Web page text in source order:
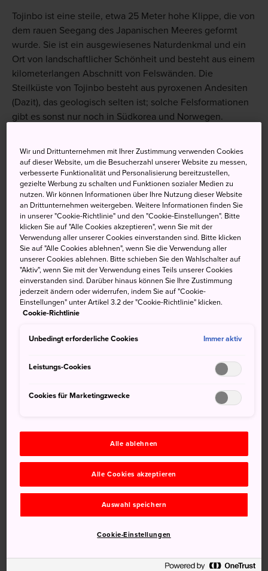
Tojinbo ist eine steile, etwa 25 Meter hohe Klippe, die von
dem rauen Seegang des Japanischen Meeres geformt
wurde. Sie ist ein ausgewiesenes Naturdenkmal und ein
Ort von landschaftlicher Schönheit und besteht aus einem
kilometerlangen Abschnitt von Felswänden. Die
Steilküste von Tojinbo besteht aus pyroxenen Andesiten
(Dazit), das geologisch selten ist; solche Felsformationen
gibt es sonst nur noch in Südkorea und Norwegen.
Aktivität und wurde durch die auch heute noch
stattfindende Meereserosion geformt. Wenn Sie die
Felsen berühren, können Sie die Kraft der Natur spüren.
Die Klippen können Sie am besten vom Meer aus
betrachten, wenn Sie eine Fahrt mit einem Boot in
Begleitung eines Reiseführers machen.
Nicht verpassen
Oshima, die "Insel der Götter", die man von
Die Ariso-Promenade, die Oshima und Tojinbo
Wir und Drittunternehmen mit Ihrer Zustimmung verwenden Cookies
auf dieser Website, um die Besucherzahl unserer Website zu messen,
verbesserte Funktionalität und Personalisierung bereitzustellen,
gezielte Werbung zu schalten und Funktionen sozialer Medien zu
nutzen. Wir können Informationen über Ihre Nutzung dieser Website
an Drittunternehmen weitergeben. Weitere Informationen finden Sie
in unserer "Cookie-Richtlinie" und den "Cookie-Einstellungen". Bitte
klicken Sie auf "Alle Cookies akzeptieren", wenn Sie mit der
Verwendung aller unserer Cookies einverstanden sind. Bitte klicken
Sie auf "Alle Cookies ablehnen", wenn Sie die Verwendung aller
unserer Cookies ablehnen. Bitte schieben Sie den Wahlschalter auf
"Aktiv", wenn Sie mit der Verwendung eines Teils unserer Cookies
einverstanden sind. Darüber hinaus können Sie Ihre Zustimmung
jederzeit ändern oder widerrufen, indem Sie auf "Cookie-
Einstellungen" unter Artikel 3.2 der "Cookie-Richtlinie" klicken.
Cookie-Richtlinie
Unbedingt erforderliche Cookies Immer aktiv
Leistungs-Cookies
Cookies für Marketingzwecke
Alle ablehnen
Alle Cookies akzeptieren
Auswahl speichern
Cookie-Einstellungen